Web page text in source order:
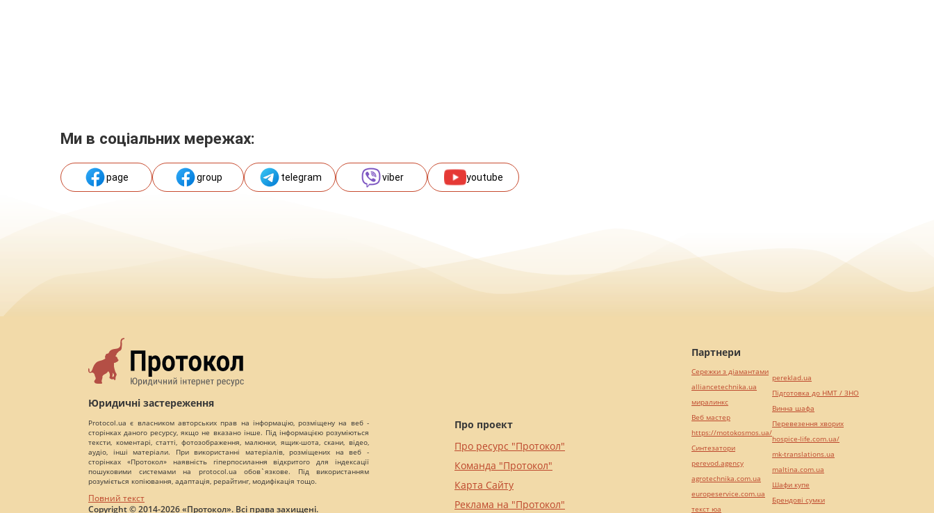
Ми в соціальних мережах:
page group telegram viber youtube
Юридичні застереження
Protocol.ua є власником авторських прав на інформацію, розміщену на веб -
сторінках даного ресурсу, якщо не вказано інше. Під інформацією розуміються
тексти, коментарі, статті, фотозображення, малюнки, ящик-шота, скани, відео,
аудіо, інші матеріали. При використанні матеріалів, розміщених на веб -
сторінках «Протокол» наявність гіперпосилання відкритого для індексації
пошуковими системами на protocol.ua обов`язкове. Під використанням
розуміється копіювання, адаптація, рерайтинг, модифікація тощо.
Повний текст
Copyright © 2014-2026 «Протокол». Всі права захищені.
Про проект
Про ресурс "Протокол"
Команда "Протокол"
Карта Сайту
Реклама на "Протокол"
Партнери
Сережки з діамантами
alliancetechnika.ua
миралинкс
Веб мастер
https://motokosmos.ua/
Синтезатори
perevod.agency
agrotechnika.com.ua
europeservice.com.ua
текст юа
pereklad.ua
Підготовка до НМТ / ЗНО
Винна шафа
Перевезення хворих
hospice-life.com.ua/
mk-translations.ua
maltina.com.ua
Шафи купе
Брендові сумки